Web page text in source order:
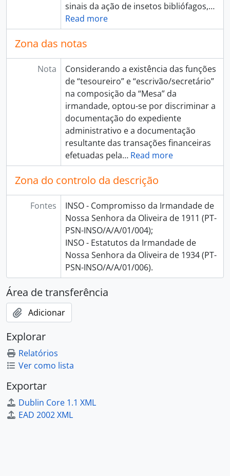
sinais da ação de insetos bibliófagos,…
Read more
Zona das notas
Nota
Considerando a existência das funções
de “tesoureiro” e “escrivão/secretário”
na composição da “Mesa” da
irmandade, optou-se por discriminar a
documentação do expediente
administrativo e a documentação
resultante das transações financeiras
efetuadas pela… Read more
Zona do controlo da descrição
Fontes
INSO - Compromisso da Irmandade de
Nossa Senhora da Oliveira de 1911 (PT-
PSN-INSO/A/A/01/004);
INSO - Estatutos da Irmandade de
Nossa Senhora da Oliveira de 1934 (PT-
PSN-INSO/A/A/01/006).
Área de transferência
Adicionar
Explorar
Relatórios
Ver como lista
Exportar
Dublin Core 1.1 XML
EAD 2002 XML